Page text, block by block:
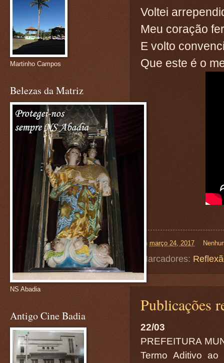
Voltei
Meu coração
E volto
Que este é o
on março 24, 2017
Marcadores:
Publicações
22/03
PREFEITURA
Termo Aditivo ao
Martinho Campos
Belezas da Matriz
NS Abadia
Antigo Cine Badia